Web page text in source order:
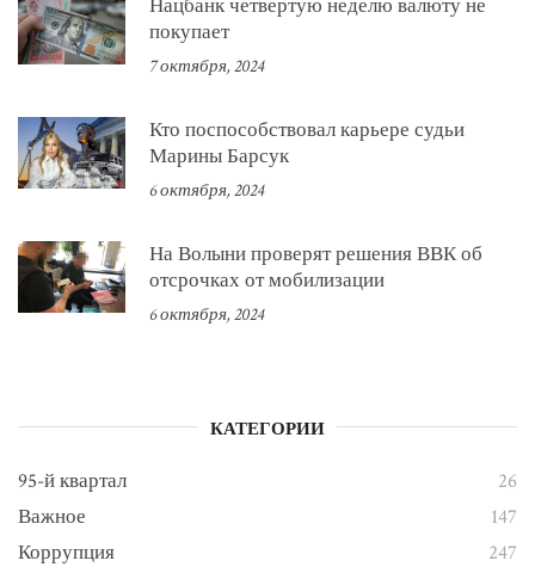
Нацбанк четвертую неделю валюту не
покупает
7 октября, 2024
Кто поспособствовал карьере судьи
Марины Барсук
6 октября, 2024
На Волыни проверят решения ВВК об
отсрочках от мобилизации
6 октября, 2024
КАТЕГОРИИ
95-й квартал
26
Важное
147
Коррупция
247